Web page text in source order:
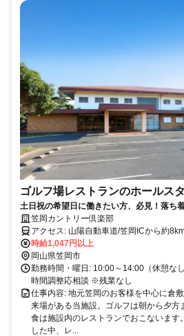
ゴルフ場レストランのホールス
土日祝の希望日に働きたい方、必見！落ち
い環境です。ゴルフ好きは優待あり！
笠岡カントリー倶楽部
アクセス: 山陽自動車道/笠岡ICから約
時給1,047円以上
岡山県笠岡市
勤務時間・曜日: 10:00～14:00（休憩
時間調整応相談 ※残業なし
仕事内容: 地元笠岡のお客様を中心に倉
来場がある当施設。ゴルフは朝から夕方
食は施設内のレストランでおこないます
した中、レ...